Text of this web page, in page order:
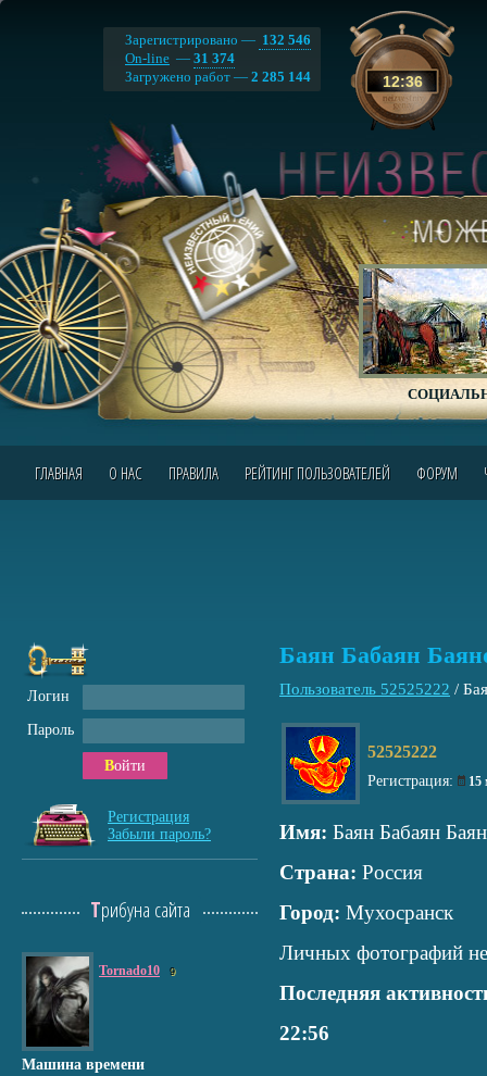
12:36
Зарегистрировано — 132 546
On-line — 31 374
Загружено работ — 2 285 144
ГЛАВНАЯ О НАС ПРАВИЛА РЕЙТИНГ ПОЛЬЗОВАТЕЛЕЙ ФОРУМ
Баян Бабаян
Пользователь 52525222 /
52525222
Регистрация: 15
Имя: Баян Бабаян
Страна: Россия
Город: Мухосранск
Личных фотографий
Последняя
22:56
Логин
Пароль
Войти
Регистрация
Забыли пароль?
Трибуна сайта
Tornado10 9
Машина времени